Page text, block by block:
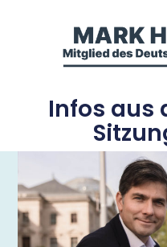
Infos aus